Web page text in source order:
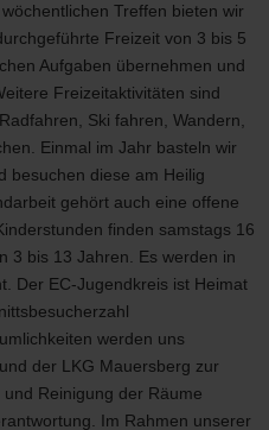
Treffen bieten wir
Freizeit von 3 bis 5
Aufgaben übernehmen und
Freizeitaktivitäten sind
Ski fahren, Wandern,
Einmal im Jahr basteln wir
besuchen diese am Heilig
gehört auch eine offene
finden samstags 16
3 bis 13 Jahren. Es werden in
Der EC-Jugendkreis ist Heimat
werden uns
der LKG Mauersberg zur
Reinigung der Räume
Im Rahmen unserer